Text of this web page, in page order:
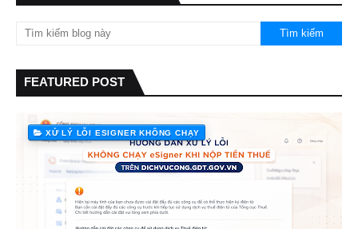
FEATURED POST
XỬ LÝ LỖI ESIGNER KHÔNG CHẠY